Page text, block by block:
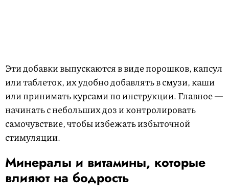
Эти добавки выпускаются в виде порошков, капсул
или таблеток, их удобно добавлять в смузи, каши
или принимать курсами по инструкции. Главное —
начинать с небольших доз и контролировать
самочувствие, чтобы избежать избыточной
стимуляции.
Минералы и витамины, которые
влияют на бодрость